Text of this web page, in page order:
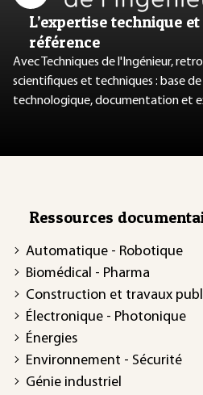
L’expertise technique
référence
Avec Techniques de l'Ingénieur,
scientifiques et techniques : base
technologique, documentation et
Ressources
Automatique - Robotique
Biomédical - Pharma
Construction et travaux
Électronique - Photonique
Énergies
Environnement - Sécurité
Génie industriel